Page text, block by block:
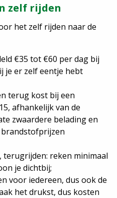
zelf rijden
het zelf rijden naar de
€35 tot €60 per dag bij
je er zelf eentje hebt
terug kost bij een
afhankelijk van de
zwaardere belading en
terugrijden: reken minimaal
je dichtbij;
voor iedereen, dus ook de
het drukst, dus kosten